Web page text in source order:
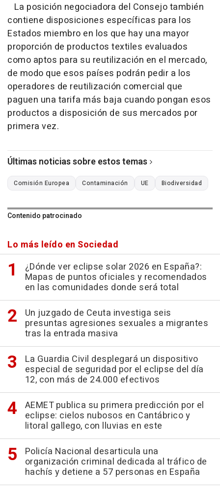
La posición negociadora del Consejo también
contiene disposiciones específicas para los
Estados miembro en los que hay una mayor
proporción de productos textiles evaluados
como aptos para su reutilización en el mercado,
de modo que esos países podrán pedir a los
operadores de reutilización comercial que
paguen una tarifa más baja cuando pongan esos
productos a disposición de sus mercados por
primera vez.
Últimas noticias sobre estos temas
Comisión Europea Contaminación UE Biodiversidad
Contenido patrocinado
Lo más leído en Sociedad
¿Dónde ver eclipse solar 2026 en España?:
Mapas de puntos oficiales y recomendados
en las comunidades donde será total
Un juzgado de Ceuta investiga seis
presuntas agresiones sexuales a migrantes
tras la entrada masiva
La Guardia Civil desplegará un dispositivo
especial de seguridad por el eclipse del día
12, con más de 24.000 efectivos
AEMET publica su primera predicción por el
eclipse: cielos nubosos en Cantábrico y
litoral gallego, con lluvias en este
Policía Nacional desarticula una
organización criminal dedicada al tráfico de
hachís y detiene a 57 personas en España